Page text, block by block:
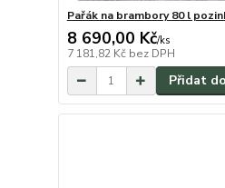
Pařák na brambory 80 l
8 690,00 Kč/ks
7 181,82 Kč bez DPH
Přidat